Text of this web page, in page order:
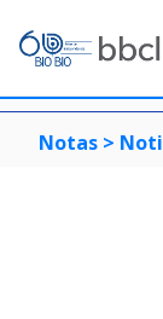
Notas >